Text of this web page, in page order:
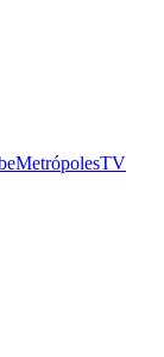
MetrópolesTV